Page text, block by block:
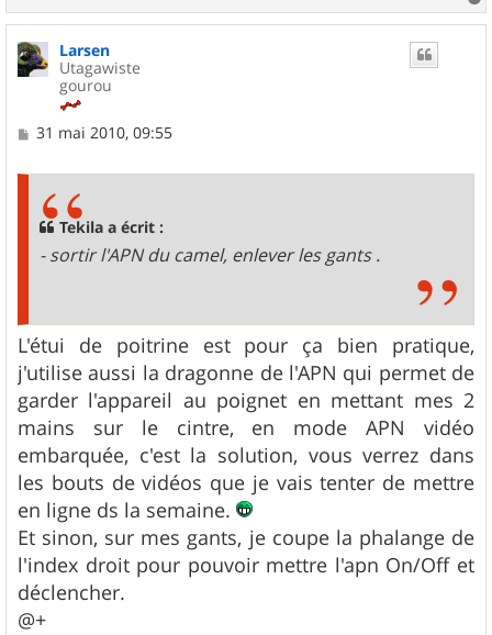
a
Larsen
Utagawiste
gourou
M
31 mai 2010, 09:55
Tekila a écrit :
- sortir l'APN du camel, enlever les gants .
L'étui de poitrine est pour ça bien pratique,
j'utilise aussi la dragonne de l'APN qui permet de
garder l'appareil au poignet en mettant mes 2
mains sur le cintre, en mode APN vidéo
embarquée, c'est la solution, vous verrez dans
les bouts de vidéos que je vais tenter de mettre
en ligne ds la semaine.
Et sinon, sur mes gants, je coupe la phalange de
l'index droit pour pouvoir mettre l'apn On/Off et
déclencher.
@+